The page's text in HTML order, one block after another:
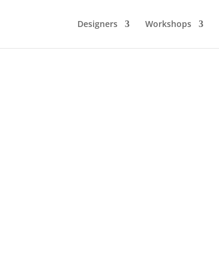
Designers Workshops